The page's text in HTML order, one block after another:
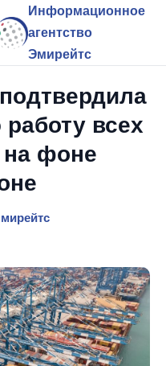
Информационное
агентство
Эмирейтс
всех
на фоне